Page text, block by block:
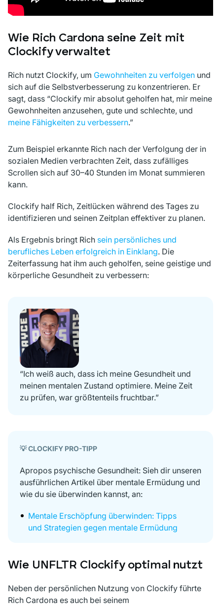
Wie Rich Cardona seine Zeit mit
Clockify verwaltet
Rich nutzt Clockify, um Gewohnheiten zu verfolgen und
sich auf die Selbstverbesserung zu konzentrieren. Er
sagt, dass “Clockify mir absolut geholfen hat, mir meine
Gewohnheiten anzusehen, gute und schlechte, und
meine Fähigkeiten zu verbessern.”
Zum Beispiel erkannte Rich nach der Verfolgung der in
sozialen Medien verbrachten Zeit, dass zufälliges
Scrollen sich auf 30–40 Stunden im Monat summieren
kann.
Clockify half Rich, Zeitlücken während des Tages zu
identifizieren und seinen Zeitplan effektiver zu planen.
Als Ergebnis bringt Rich sein persönliches und
berufliches Leben erfolgreich in Einklang. Die
Zeiterfassung hat ihm auch geholfen, seine geistige und
körperliche Gesundheit zu verbessern:
“Ich weiß auch, dass ich meine Gesundheit und
meinen mentalen Zustand optimiere. Meine Zeit
zu prüfen, war größtenteils fruchtbar.”
💡 CLOCKIFY PRO-TIPP
Apropos psychische Gesundheit: Sieh dir unseren
ausführlichen Artikel über mentale Ermüdung und
wie du sie überwinden kannst, an:
Mentale Erschöpfung überwinden: Tipps
und Strategien gegen mentale Ermüdung
Wie UNFLTR Clockify optimal nutzt
Neben der persönlichen Nutzung von Clockify führte
Rich Cardona es auch bei seinem